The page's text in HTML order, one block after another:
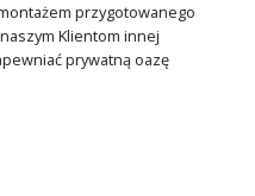
przygotowanego
Klientom innej
prywatną oazę